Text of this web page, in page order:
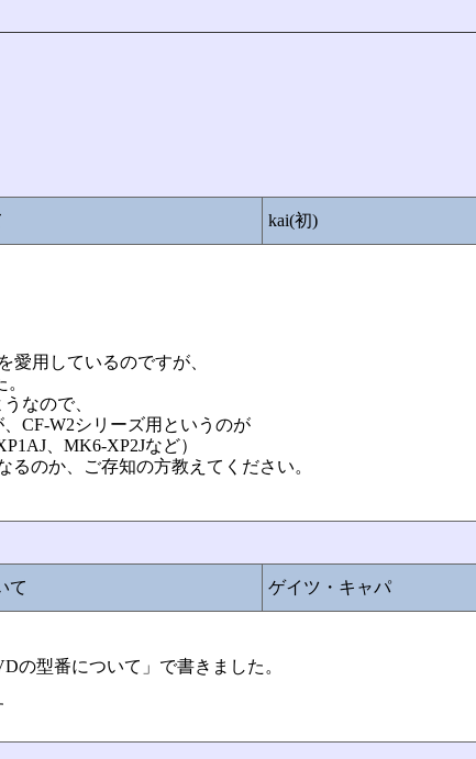
kai(初)
愛用しているのですが、
なので、
CF-W2シリーズ用というのが
、MK6-XP2Jなど）
のか、ご存知の方教えてください。
て ゲイツ・キャパ
の型番について」で書きました。